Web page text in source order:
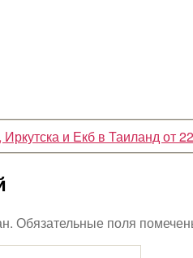
и Екб в Таиланд от
Обязательные поля